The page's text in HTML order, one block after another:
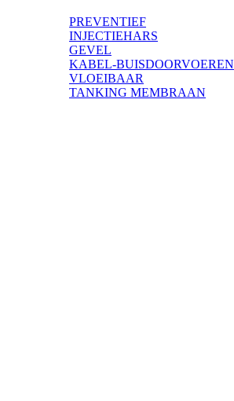
PREVENTIEF
INJECTIEHARS
GEVEL
KABEL-BUISDOORVOEREN
VLOEIBAAR
TANKING MEMBRAAN